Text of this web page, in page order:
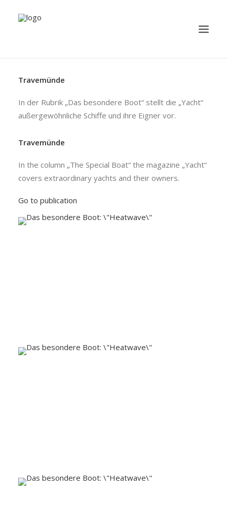
TRAVEL
YACHTING
BUSINESS
ABOUT
Travemünde
In der Rubrik „Das besondere Boot“ stellt die „Yacht“
außergewöhnliche Schiffe und ihre Eigner vor.
Travemünde
In the column „The Special Boat“ the magazine „Yacht“
covers extraordinary yachts and their owners.
Go to publication